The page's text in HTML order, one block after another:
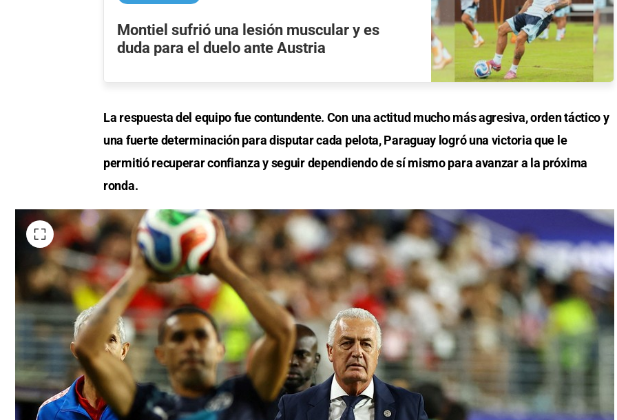
Montiel sufrió una lesión muscular y es
duda para el duelo ante Austria
La respuesta del equipo fue contundente. Con una actitud mucho más agresiva, orden táctico y
una fuerte determinación para disputar cada pelota, Paraguay logró una victoria que le
permitió recuperar confianza y seguir dependiendo de sí mismo para avanzar a la próxima
ronda.